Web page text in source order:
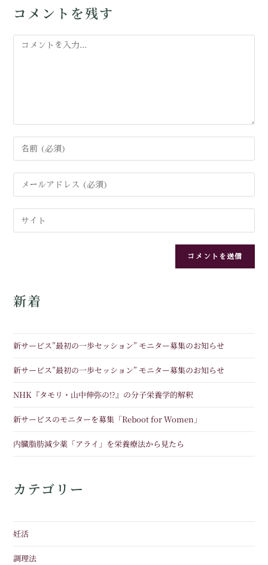
コメントを残す
新着
新サービス”最初の一歩セッション” モニター募集のお知らせ
新サービス”最初の一歩セッション” モニター募集のお知らせ
NHK『タモリ・山中伸弥の!?』の分子栄養学的解釈
新サービスのモニターを募集「Reboot for Women」
内臓脂肪減少薬「アライ」を栄養療法から見たら
カテゴリー
妊活
調理法